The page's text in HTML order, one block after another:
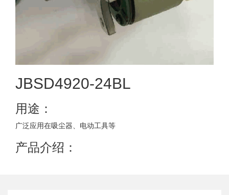
JBSD4920-24BL
用途：
广泛应用在吸尘器、电动工具等
产品介绍：